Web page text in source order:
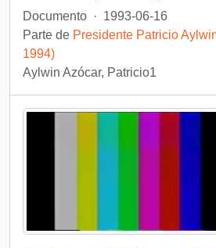
Documento · 1993-06-16
Parte de Presidente Patricio
1994)
Aylwin Azócar, Patricio1